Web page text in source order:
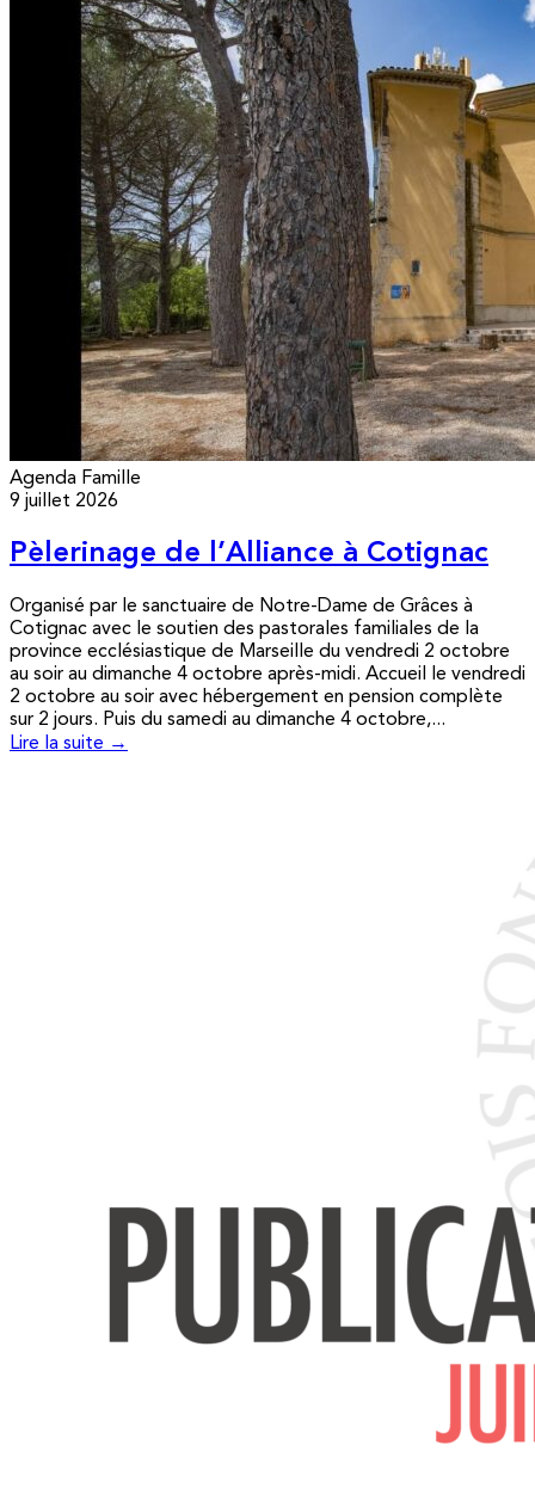
Agenda Famille
9 juillet 2026
Pèlerinage de l’Alliance à Cotignac
Organisé par le sanctuaire de Notre-Dame de Grâces à
Cotignac avec le soutien des pastorales familiales de la
province ecclésiastique de Marseille du vendredi 2 octobre
au soir au dimanche 4 octobre après-midi. Accueil le vendredi
2 octobre au soir avec hébergement en pension complète
sur 2 jours. Puis du samedi au dimanche 4 octobre,...
Lire la suite →